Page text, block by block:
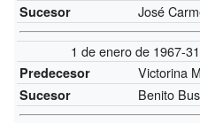
Sucesor José
1 de enero de 1967-
Predecesor Victorina
Sucesor Benito